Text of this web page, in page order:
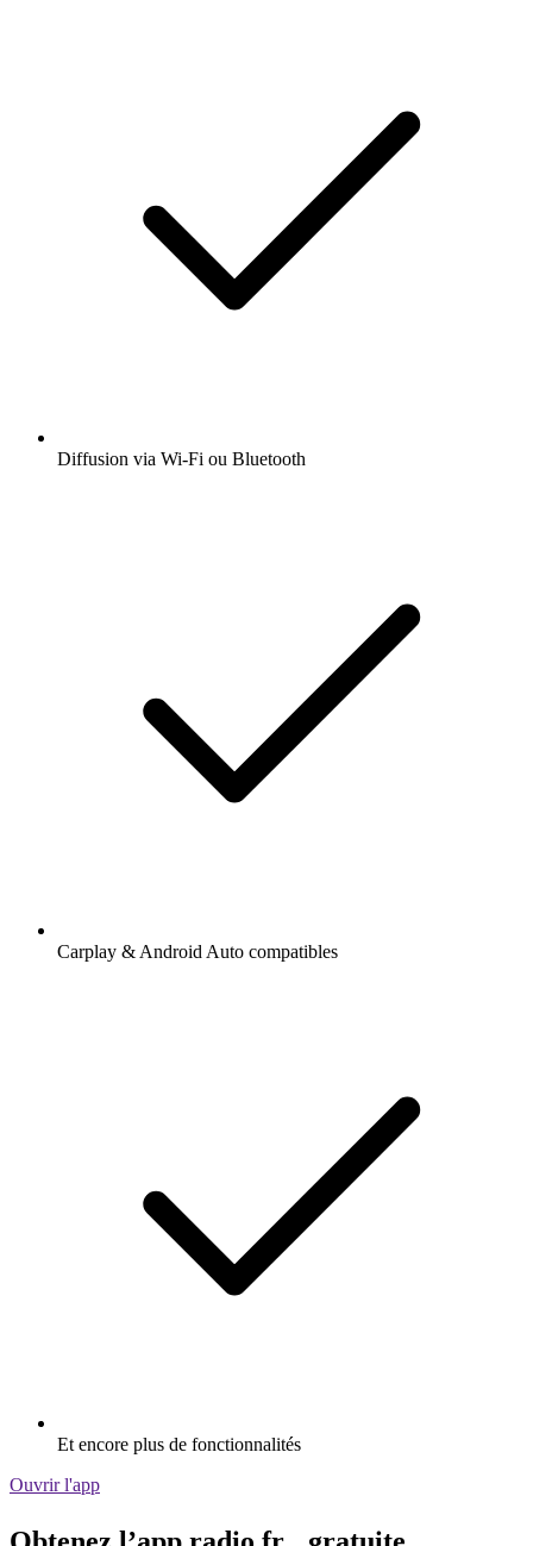
Diffusion via Wi-Fi ou Bluetooth
Carplay & Android Auto compatibles
Et encore plus de fonctionnalités
Ouvrir l'app